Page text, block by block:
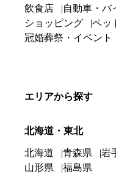
飲食店
自動車・バ
ショッピング
ペッ
冠婚葬祭・イベント
エリアから探す
北海道・東北
北海道 青森県 岩
山形県
福島県